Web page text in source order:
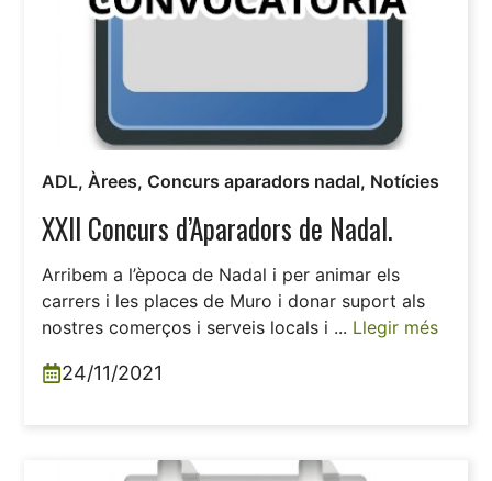
ADL,Àrees, Concurs aparadors nadal, Notícies
XXII Concurs d’Aparadors de Nadal.
Arribem a l’època de Nadal i per animar els
carrers i les places de Muro i donar suport als
nostres comerços i serveis locals i ... Llegir més
24/11/2021